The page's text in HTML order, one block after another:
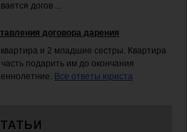
догов ...
договора дарения
и 2 младшие сестры. Квартира
подарить им до окончания
Все ответы юриста